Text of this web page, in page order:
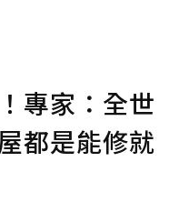
專家：全世
都是能修就